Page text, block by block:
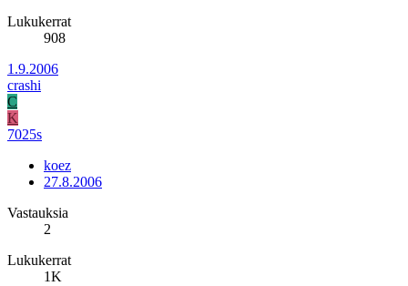
Lukukerrat
908
1.9.2006
crashi
C
K
7025s
koez
27.8.2006
Vastauksia
2
Lukukerrat
1K